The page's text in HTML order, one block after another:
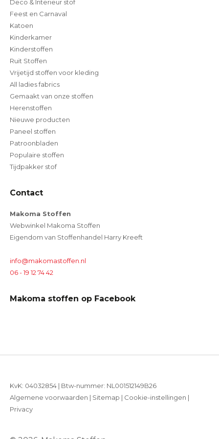
Deco & Interieur stof
Feest en Carnaval
Katoen
Kinderkamer
Kinderstoffen
Ruit Stoffen
Vrijetijd stoffen voor kleding
All ladies fabrics
Gemaakt van onze stoffen
Herenstoffen
Nieuwe producten
Paneel stoffen
Patroonbladen
Populaire stoffen
Tijdpakker stof
Contact
Makoma Stoffen
Webwinkel Makoma Stoffen
Eigendom van Stoffenhandel Harry Kreeft
info@makomastoffen.nl
06 - 19 12 74 42
Makoma stoffen op Facebook
KvK: 04032854 | Btw-nummer: NL001512149B26
Algemene voorwaarden | Sitemap | Cookie-instellingen |
Privacy